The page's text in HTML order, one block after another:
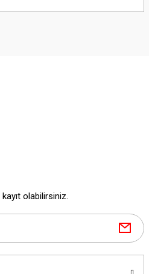
formunu kullanarak tarafımıza
olabilirsiniz.